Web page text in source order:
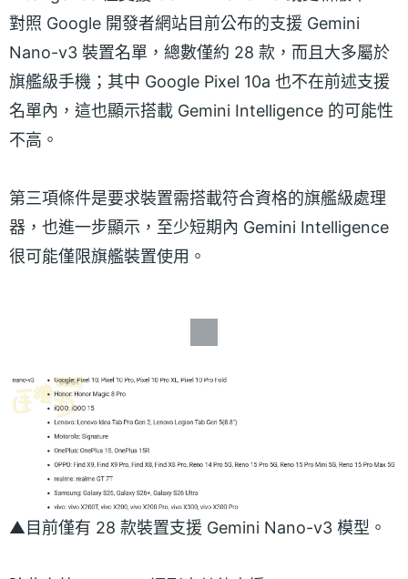
對照 Google 開發者網站目前公布的支援 Gemini
Nano-v3 裝置名單，總數僅約 28 款，而且大多屬於
旗艦級手機；其中 Google Pixel 10a 也不在前述支援
名單內，這也顯示搭載 Gemini Intelligence 的可能性
不高。
第三項條件是要求裝置需搭載符合資格的旗艦級處理
器，也進一步顯示，至少短期內 Gemini Intelligence
很可能僅限旗艦裝置使用。
▲目前僅有 28 款裝置支援 Gemini Nano-v3 模型。